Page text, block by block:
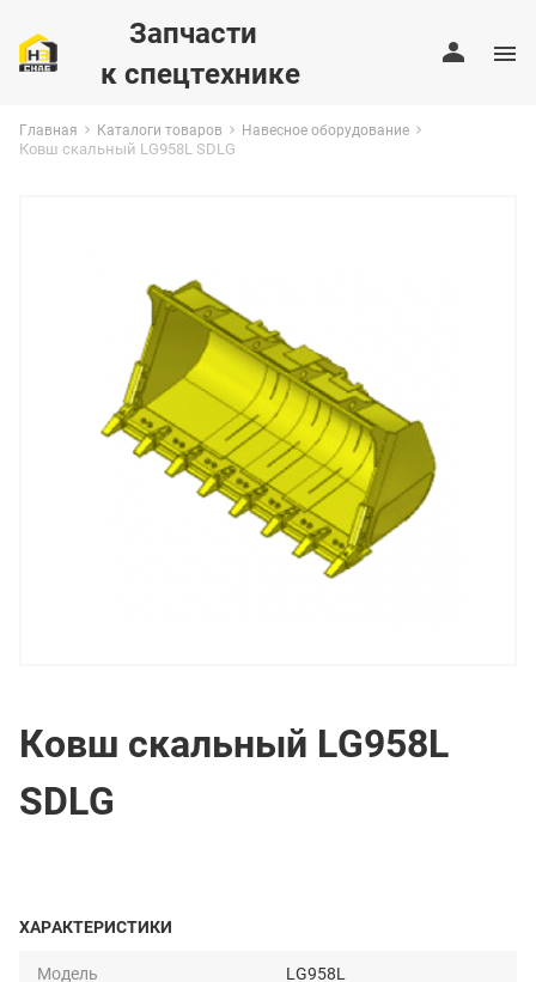
Запчасти
к спецтехнике
Главная Каталоги товаров Навесное оборудование
Ковш скальный LG958L SDLG
Ковш скальный LG958L
SDLG
ХАРАКТЕРИСТИКИ
Модель
LG958L